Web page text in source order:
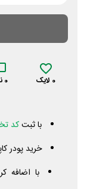
0 لایک 0
با ثبتکد
خرید پودر
با اضافه